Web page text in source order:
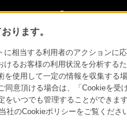
ります。
相当する利用者のアクションに
るお客様の利用状況を分析する
使用して一定の情報を収集する
意頂ける場合は、「Cookieを受
いつでも管理することができま
のCookieポリシーをご覧くださ